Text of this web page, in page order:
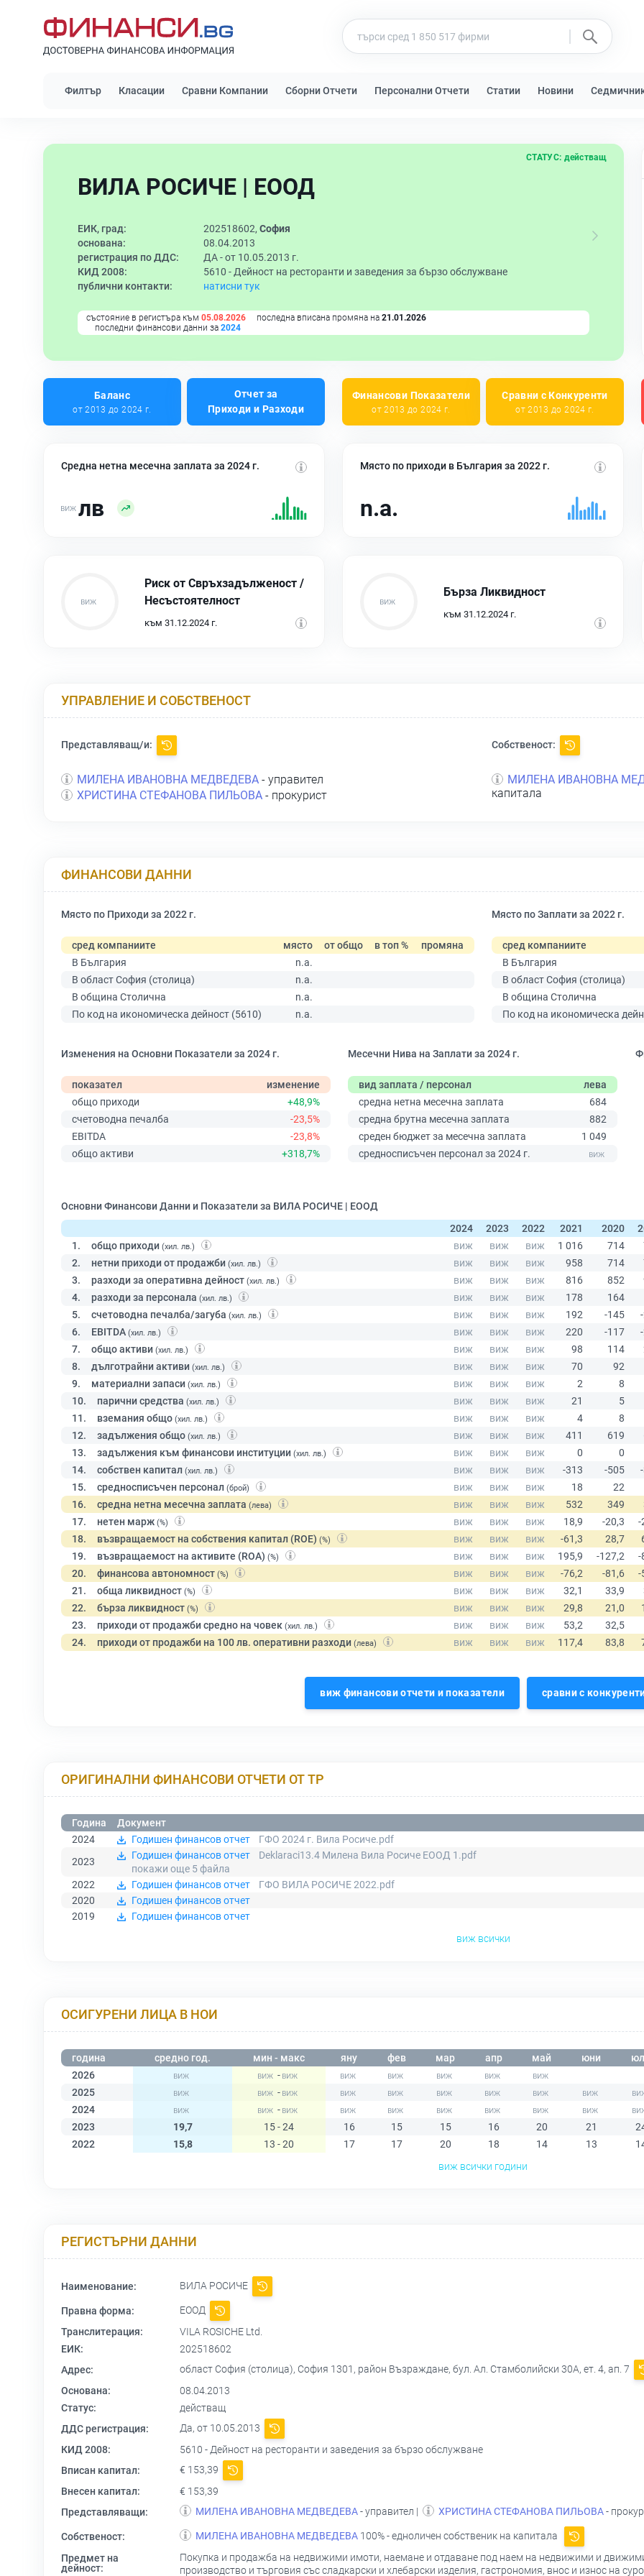
Филтър Класации Сравни Компании Сборни Отчети Персонални Отчети Статии Новини
ВИЛА РОСИЧЕ | ЕООД
СТАТУС: действащ
ЕИК, град: 202518602, София
основана:
08.04.2013
регистрация по ДДС:
ДА - от 10.05.2013 г.
КИД 2008:
5610 - Дейност на ресторанти и заведения за бързо обслужване
публични контакти:
натисни тук
състояние в регистъра към 05.08.2026 последна вписана промяна на 21.01.2026
последни финансови данни за 2024
Баланс
от 2013 до 2024 г.
Отчет за
Приходи и Разходи
Финансови Показатели
от 2013 до 2024 г.
Сравни с Конкуренти
от 2013 до 2024 г.
Средна нетна месечна заплата за 2024 г.
лв
Място по приходи в България за 2022 г.
n.a.
Риск от Свръхзадълженост /
Несъстоятелност
към 31.12.2024 г.
Бърза Ликвидност
към 31.12.2024 г.
УПРАВЛЕНИЕ И СОБСТВЕНОСТ
Представляващ/и:
МИЛЕНА ИВАНОВНА МЕДВЕДЕВА - управител
ХРИСТИНА СТЕФАНОВА ПИЛЬОВА - прокурист
Собственост:
МИЛЕНА ИВАНОВНА
капитала
ФИНАНСОВИ ДАННИ
Място по Приходи за 2022 г.
сред компаниите място от общо в топ %
промяна
В България
n.a.
В област София (столица)
n.a.
В община Столична
n.a.
По код на икономическа дейност (5610)
n.a.
Място по Заплати за 2022 г.
сред компаниите
В България
В област София (столица)
В община Столична
По код на икономическа
Изменения на Основни Показатели за 2024 г.
показател
изменение
общо приходи
+48,9%
счетоводна печалба
-23,5%
EBITDA
-23,8%
общо активи
+318,7%
Месечни Нива на Заплати за 2024 г.
вид заплата / персонал
лева
средна нетна месечна заплата
684
средна брутна месечна заплата
882
среден бюджет за месечна заплата
1 049
средносписъчен персонал за 2024 г.
Основни Финансови Данни и Показатели за ВИЛА РОСИЧЕ | ЕООД
2024
2023 2022 2021 2020
1.
общо приходи (хил. лв.)
2. нетни приходи от продажби (хил. лв.)
3. разходи за оперативна дейност (хил. лв.)
4. разходи за персонала (хил. лв.)
5. счетоводна печалба/загуба (хил. лв.)
6. EBITDA (хил. лв.)
7. общо активи (хил. лв.)
8. дълготрайни активи (хил. лв.)
9. материални запаси (хил. лв.)
10. парични средства (хил. лв.)
11. вземания общо (хил. лв.)
12. задължения общо (хил. лв.)
13. задължения към финансови институции (хил. лв.)
14. собствен капитал (хил. лв.)
15. средносписъчен персонал (брой)
16. средна нетна месечна заплата (лева)
17. нетен марж (%)
18. възвращаемост на собствения капитал (ROE) (%)
19. възвращаемост на активите (ROA) (%)
20. финансова автономност (%)
21. обща ликвидност (%)
22. бърза ликвидност (%)
23. приходи от продажби средно на човек (хил. лв.)
24. приходи от продажби на 100 лв. оперативни разходи (лева)
виж финансови отчети и показатели сравни с
ОРИГИНАЛНИ ФИНАНСОВИ ОТЧЕТИ ОТ ТР
Година
Документ
2024
Годишен финансов отчет
ГФО 2024 г. Вила Росиче.pdf
2023
Годишен финансов отчет
Deklaraci13.4 Милена Вила Росиче ЕООД 1.pdf
покажи още 5файла
2022
Годишен финансов отчет
ГФО ВИЛА РОСИЧЕ 2022.pdf
2020
Годишен финансов отчет
2019
Годишен финансов отчет
виж всички
ОСИГУРЕНИ ЛИЦА В НОИ
година средно год. мин - макс яну фев мар апр май юни
2026
-
2025
-
2024
-
2023
19,7 15 - 24 16 15 15 16 20 21
2022
15,8 13 - 20 17 17 20 18 14 13
виж всички години
РЕГИСТЪРНИ ДАННИ
Наименование: ВИЛА РОСИЧЕ
Правна форма:
ЕООД
Транслитерация:
VILA ROSICHE Ltd.
ЕИК:
202518602
Адрес:
област София (столица), София 1301, район Възраждане, бул. Ал. Стамболийски 30А, ет. 4, ап. 7
Основана:
08.04.2013
Статус:
действащ
ДДС регистрация:
Да, от 10.05.2013
КИД 2008:
5610 - Дейност на ресторанти и заведения за бързо обслужване
Вписан капитал:
€ 153,39
Внесен капитал:
€ 153,39
Представляващи:
МИЛЕНА ИВАНОВНА МЕДВЕДЕВА- управител | ХРИСТИНА СТЕФАНОВА ПИЛЬОВА-
Собственост: МИЛЕНА ИВАНОВНА МЕДВЕДЕВА 100% - едноличен собственик на капитала
Предмет на
дейност:
Покупка и продажба на недвижими имоти, наемане и отдаване под наем на недвижими и
производство и търговия със сладкарски и хлебарски изделия, гастрономия, внос и износ на